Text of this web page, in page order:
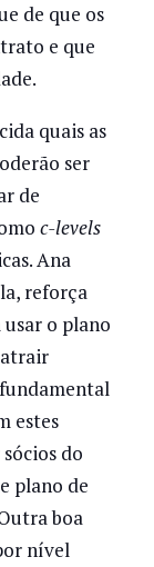
de que os
e que
quais as
ser
de
c-levels
Ana
reforça
o plano
atrair
estes
do
plano de
boa
nível